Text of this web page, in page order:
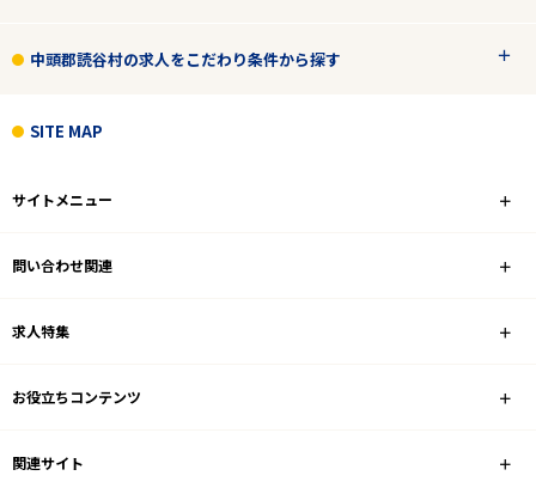
エリアで探す
中頭郡読谷村
コンビニ
雇用形態
こだわり条件
フリーワード
中頭郡読谷村の求人をこだわり条件から探す
SITE MAP
サイトメニュー
問い合わせ関連
求人特集
お役立ちコンテンツ
関連サイト